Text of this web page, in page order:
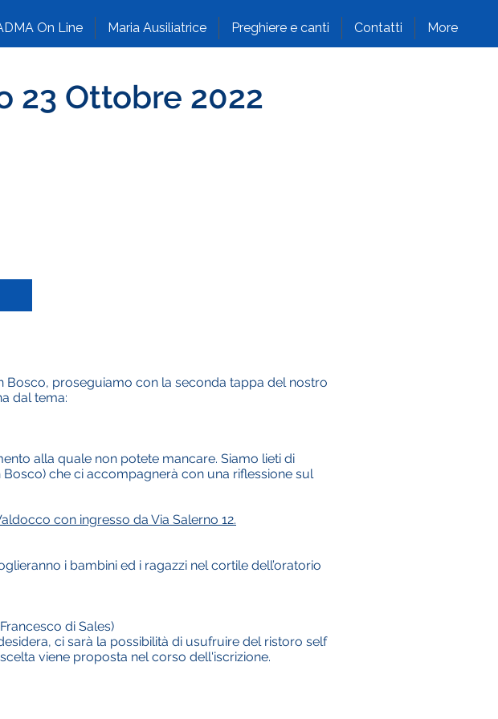
On Line Maria Ausiliatrice Preghiere e canti Contatti More
23 Ottobre 2022
Bosco, proseguiamo con la seconda tappa del nostro
dal tema:
alla quale non potete mancare. Siamo lieti di
che ci accompagnerà con una riflessione sul
con ingresso da Via Salerno 12.
i bambini ed i ragazzi nel cortile dell’oratorio
di Sales)
ci sarà la possibilità di usufruire del ristoro self
viene proposta nel corso dell'iscrizione.